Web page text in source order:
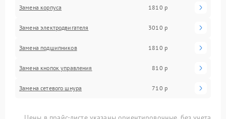
Замена корпуса 1810 р
Замена электродвигателя 3010 р
Замена подшипников 1810 р
Замена кнопок управления 810 р
Замена сетевого шнура 710 р